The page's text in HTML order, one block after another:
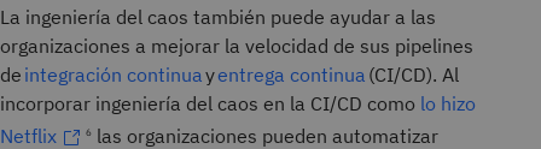
La ingeniería del caos también puede ayudar a las
organizaciones a mejorar la velocidad de sus pipelines
de integración continua yentrega continua (CI/CD). Al
incorporar ingeniería del caos en la CI/CD como lo hizo
Netflix
6 las organizaciones pueden automatizar